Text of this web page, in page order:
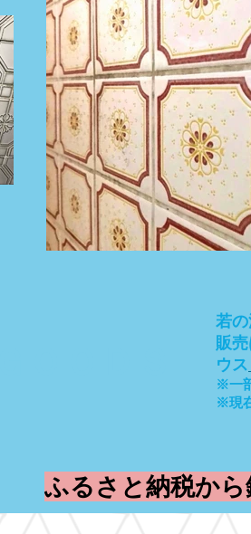
若
販
ウス
​※一
​※現
ふるさと納税か